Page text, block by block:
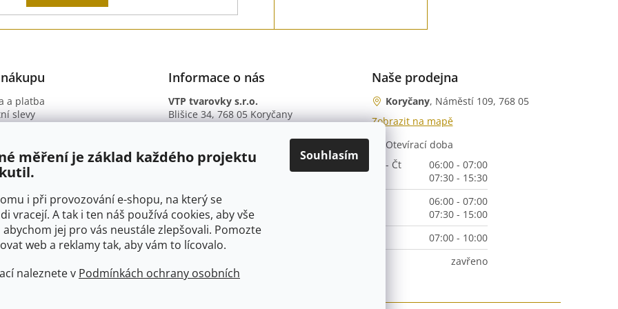
měření je základ každého projektu
i při provozování e-shopu, na který se
vracejí. A tak i ten náš používá cookies, aby vše
jej pro vás neustále zlepšovali. Pomozte
web a reklamy tak, aby vám to lícovalo.
naleznete v Podmínkách ochrany osobních
Souhlasím
a platba
slevy
ochrany osobních údajů
Informace o nás
VTP tvarovky s.r.o.
Blišice 34, 768 05 Koryčany
B. ú.: 2301934375/2010 (Fio banka)
Naše prodejna
Koryčany, Náměstí 109, 768 05
Zobrazit na mapě
Otevírací doba
Po - Čt
06:00 - 07:00
07:30 - 15:30
06:00 - 07:00
07:30 - 15:00
07:00 - 10:00
zavřeno